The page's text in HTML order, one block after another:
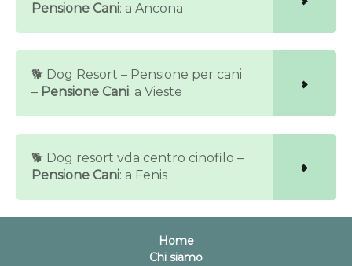
Pensione Cani: a Ancona
🐕 Dog Resort – Pensione per cani
– Pensione Cani: a Vieste
🐕 Dog resort vda centro cinofilo –
Pensione Cani: a Fenis
Home
Chi siamo